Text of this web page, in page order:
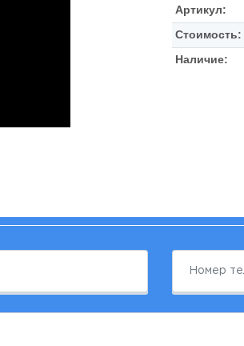
Артикул:
Стоимость:
Наличие: